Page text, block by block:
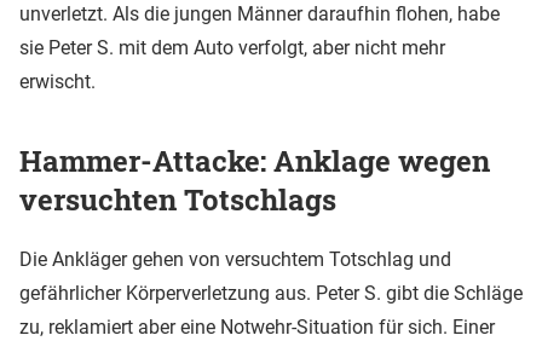
unverletzt. Als die jungen Männer daraufhin flohen, habe
sie Peter S. mit dem Auto verfolgt, aber nicht mehr
erwischt.
Hammer-Attacke: Anklage wegen
versuchten Totschlags
Die Ankläger gehen von versuchtem Totschlag und
gefährlicher Körperverletzung aus. Peter S. gibt die Schläge
zu, reklamiert aber eine Notwehr-Situation für sich. Einer